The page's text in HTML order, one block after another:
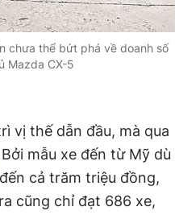
chưa thể bứt phá về doanh số
Mazda CX-5
vị thế dẫn đầu, mà qua
mẫu xe đến từ Mỹ dù
cả trăm triệu đồng,
cũng chỉ đạt 686 xe,